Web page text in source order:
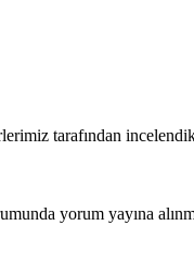
tarafından
yorum yayına